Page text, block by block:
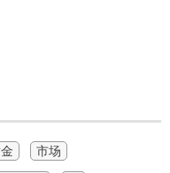
市场